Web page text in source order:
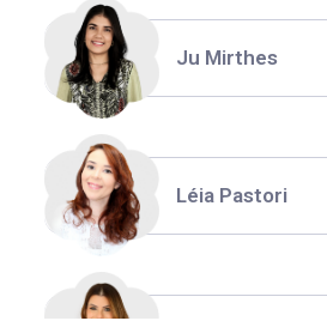
Ju Mirthes
Léia Pastori